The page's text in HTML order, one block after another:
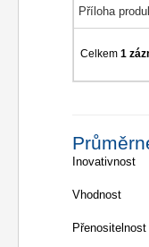
Příloha
Celkem1
Inovativnost
Vhodnost
Přenositelnost